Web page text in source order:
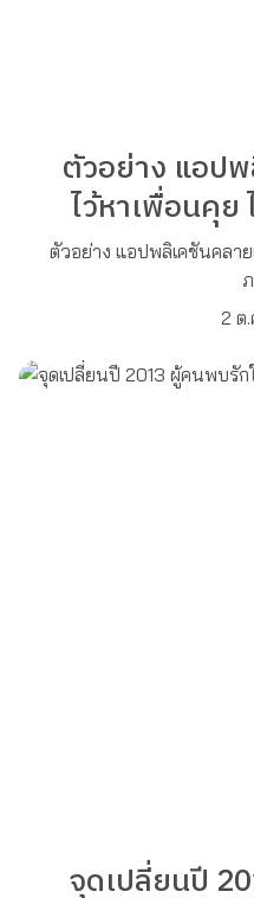
ตัวอย่าง แอป
ไว้หาเพื่อนคุ
ตัวอย่าง แอปพลิเคชันคลา
2 ต.
จุดเปลี่ยนปี